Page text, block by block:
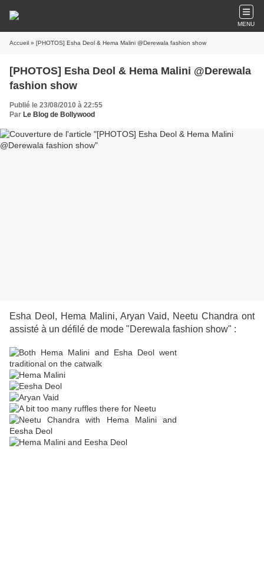
MENU
Accueil » [PHOTOS] Esha Deol & Hema Malini @Derewala fashion show
[PHOTOS] Esha Deol & Hema Malini @Derewala
fashion show
Publié le 23/08/2010 à 22:55
Par Le Blog de Bollywood
Esha Deol, Hema Malini, Aryan Vaid, Neetu Chandra ont
assisté à un défilé de mode "Derewala fashion show" :